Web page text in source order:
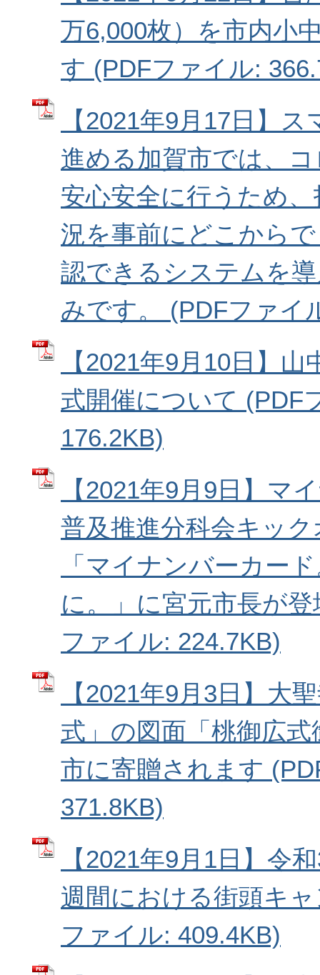
万6,000枚）を市内小
す (PDFファイル:
【2021年9月17日】
進める加賀市では、
安心安全に行うため
況を事前にどこから
認できるシステムを
みです。 (PDFファイ
【2021年9月10日】
式開催について (PDF
176.2KB)
【2021年9月9日】マ
普及推進分科会キッ
「マイナンバーカー
に。」に宮元市長が
ファイル: 224.7KB)
【2021年9月3日】大
式」の図面「桃御広
市に寄贈されます
371.8KB)
【2021年9月1日】令
週間における街頭キ
ファイル: 409.4KB)